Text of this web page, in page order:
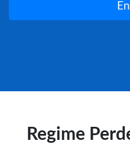
Regime